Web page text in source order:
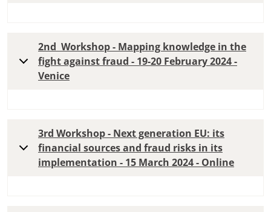
2nd Workshop - Mapping knowledge in the
fight against fraud - 19-20 February 2024 -
Venice
3rd Workshop - Next generation EU: its
financial sources and fraud risks in its
implementation - 15 March 2024 - Online